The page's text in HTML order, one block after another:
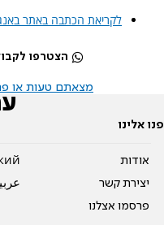
לקריאת הכתבה באתר
הצטרפו
מצאתם טעות או
פנו אלינו
אודות
יצירת קשר
פרסמו אצלנו